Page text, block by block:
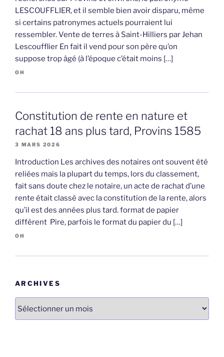
LESCOUFFLIER, et il semble bien avoir disparu, même
si certains patronymes actuels pourraient lui
ressembler. Vente de terres à Saint-Hilliers par Jehan
Lescoufflier En fait il vend pour son père qu’on
suppose trop âgé (à l’époque c’était moins […]
OH
Constitution de rente en nature et
rachat 18 ans plus tard, Provins 1585
3 MARS 2026
Introduction Les archives des notaires ont souvent été
reliées mais la plupart du temps, lors du classement,
fait sans doute chez le notaire, un acte de rachat d’une
rente était classé avec la constitution de la rente, alors
qu’il est des années plus tard. format de papier
différent Pire, parfois le format du papier du […]
OH
ARCHIVES